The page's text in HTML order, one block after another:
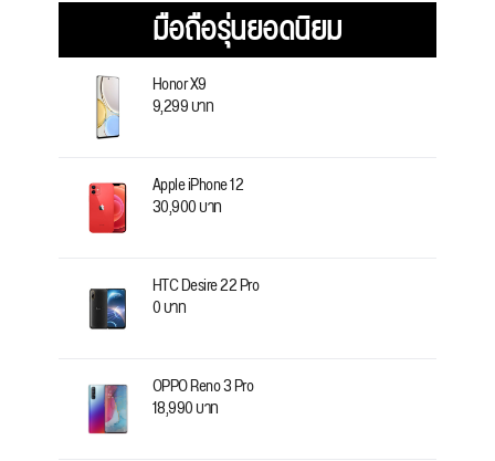
มือถือรุ่นยอดนิยม
Honor X9
9,299 บาท
Apple iPhone 12
30,900 บาท
HTC Desire 22 Pro
0 บาท
OPPO Reno 3 Pro
18,990 บาท